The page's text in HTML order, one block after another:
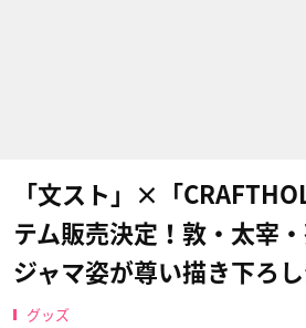
「文スト」×「
テム販売決定！敦・太宰
ジャマ姿が尊い描き下ろし
グッズ